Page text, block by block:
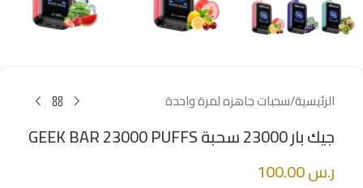
الرئيسية/سحبات جاهزه لمرة واحدة
جيك بار 23000 سحبة GEEK BAR 23000 PUFFS
ر.س